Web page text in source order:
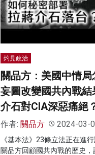
灼見政治
關品方：美國中情
妄圖改變國共內戰
介石對CIA深惡痛絕
作者: 關品方 2024-03-
《基本法》23條立法正在進
關品方回顧國共內戰的歷史